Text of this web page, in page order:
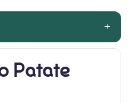
Patate